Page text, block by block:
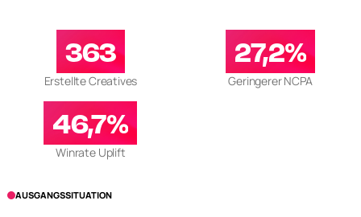
363
Erstellte Creatives
27,2%
Geringerer NCPA
46,7%
Winrate Uplift
AUSGANGSSITUATION